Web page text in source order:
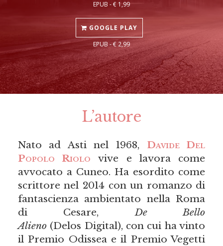
EPUB - € 1,99
GOOGLE PLAY
EPUB - € 2,99
L’autore
Nato ad Asti nel 1968, Davide Del
Popolo Riolo vive e lavora come
avvocato a Cuneo. Ha esordito come
scrittore nel 2014 con un romanzo di
fantascienza ambientato nella Roma
di Cesare,De Bello
Alieno(Delos Digital), con cui ha vinto
il Premio Odissea e il Premio Vegetti